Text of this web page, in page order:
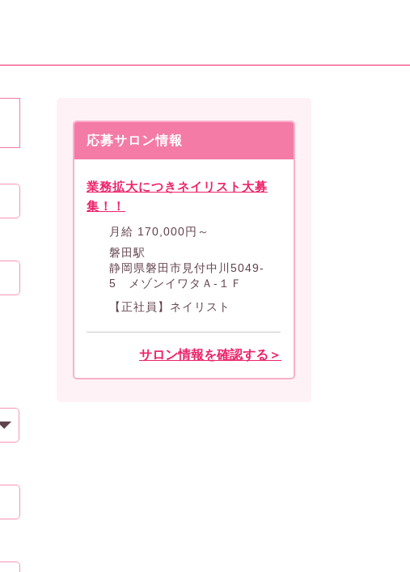
応募サロン情報
業務拡大につきネイリスト大募
集！！
月給 170,000円～
磐田駅
静岡県磐田市見付中川5049-
5 メゾンイワタＡ-１Ｆ
【正社員】ネイリスト
サロン情報を確認する＞